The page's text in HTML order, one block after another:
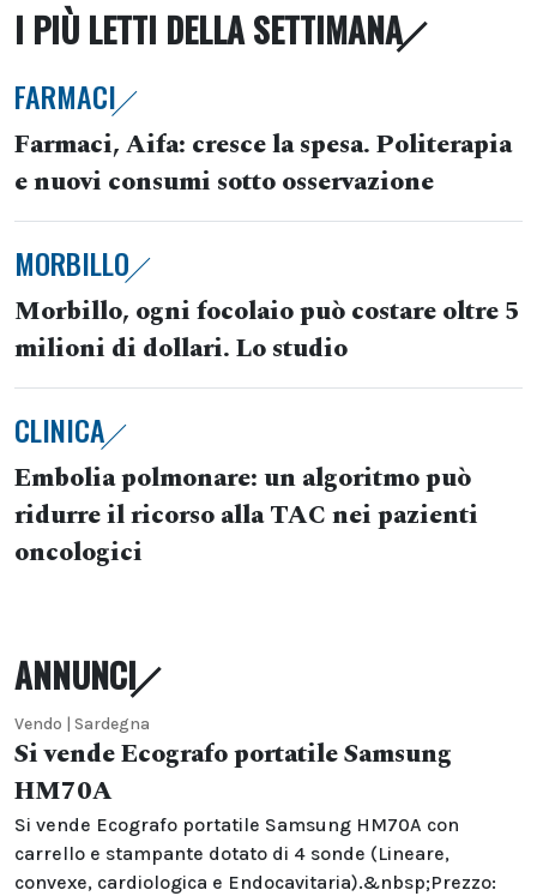
I PIÙ LETTI DELLA SETTIMANA
FARMACI
Farmaci, Aifa: cresce la spesa. Politerapia
e nuovi consumi sotto osservazione
MORBILLO
Morbillo, ogni focolaio può costare oltre 5
milioni di dollari. Lo studio
CLINICA
Embolia polmonare: un algoritmo può
ridurre il ricorso alla TAC nei pazienti
oncologici
ANNUNCI
Vendo | Sardegna
Si vende Ecografo portatile Samsung
HM70A
Si vende Ecografo portatile Samsung HM70A con
carrello e stampante dotato di 4 sonde (Lineare,
convexe, cardiologica e Endocavitaria).&nbsp;Prezzo: